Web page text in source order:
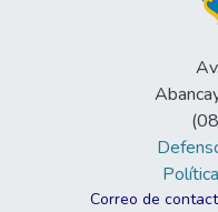
Correo de